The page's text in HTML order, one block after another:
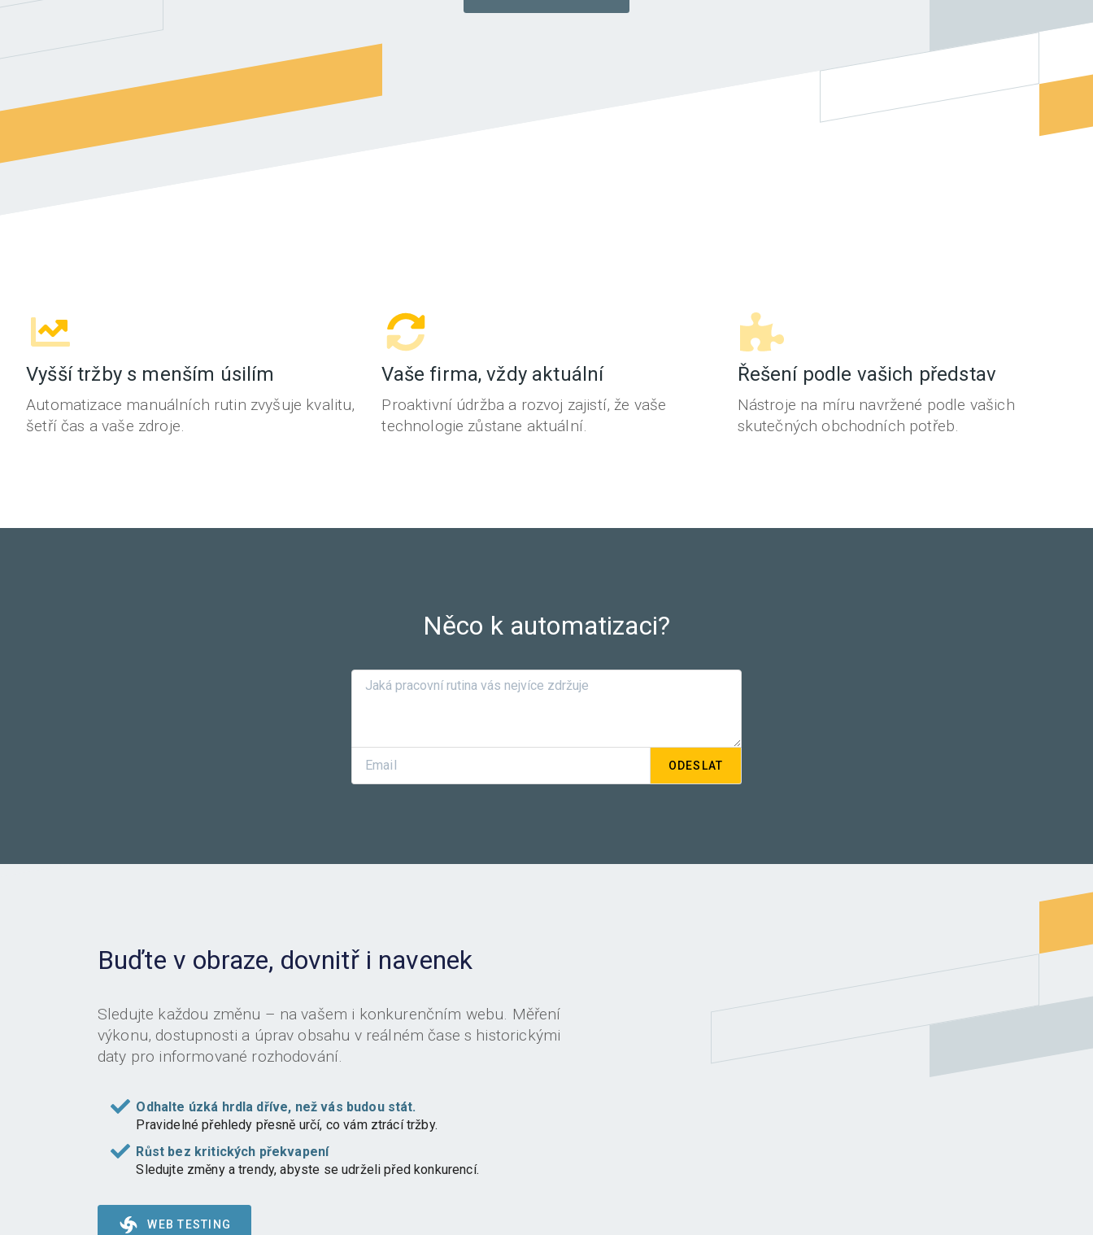
Vyšší tržby s menším úsilím
Automatizace manuálních rutin zvyšuje kvalitu,
šetří čas a vaše zdroje.
Vaše firma, vždy aktuální
Proaktivní údržba a rozvoj zajistí, že vaše
technologie zůstane aktuální.
Řešení podle vašich představ
Nástroje na míru navržené podle vašich
skutečných obchodních potřeb.
Něco k automatizaci?
Buďte v obraze, dovnitř i navenek
Sledujte každou změnu – na vašem i konkurenčním webu. Měření
výkonu, dostupnosti a úprav obsahu v reálném čase s historickými
daty pro informované rozhodování.
Odhalte úzká hrdla dříve, než vás budou stát.
Pravidelné přehledy přesně určí, co vám ztrácí tržby.
Růst bez kritických překvapení
Sledujte změny a trendy, abyste se udrželi před konkurencí.
WEB TESTING